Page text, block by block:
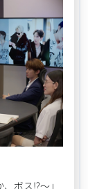
ボス⁉～」